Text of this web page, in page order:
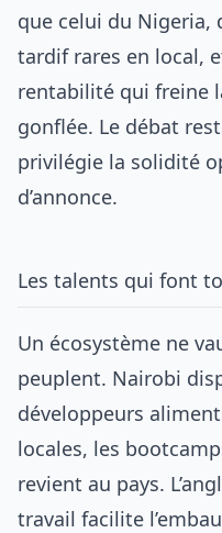
que celui du Nigeria,
tardif rares en local,
rentabilité qui freine
gonflée. Le débat
privilégie la solidité
d’annonce.
Les talents qui font
Un écosystème ne
peuplent. Nairobi
développeurs
locales, les
revient au pays.
travail facilite